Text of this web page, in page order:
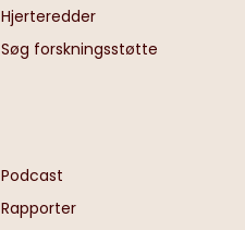
Hjerteredder
Søg forskningsstøtte
Podcast
Rapporter